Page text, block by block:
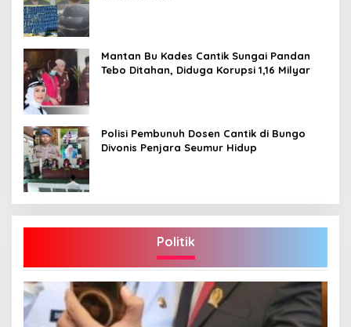
Mantan Bu Kades Cantik Sungai Pandan
Tebo Ditahan, Diduga Korupsi 1,16 Milyar
Polisi Pembunuh Dosen Cantik di Bungo
Divonis Penjara Seumur Hidup
Politik